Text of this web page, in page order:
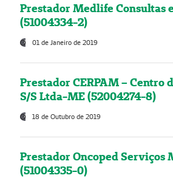
Prestador Medlife Consultas
(51004334-2)
01 de Janeiro de 2019
Prestador CERPAM – Centro
S/S Ltda-ME (52004274-8)
18 de Outubro de 2019
Prestador Oncoped Serviços
(51004335-0)